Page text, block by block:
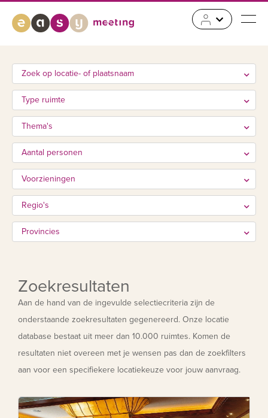
Zoek op locatie- of plaatsnaam
Type ruimte
Thema's
Aantal personen
Voorzieningen
Regio's
Provincies
Zoekresultaten
Aan de hand van de ingevulde selectiecriteria zijn de
onderstaande zoekresultaten gegenereerd. Onze locatie
database bestaat uit meer dan 10.000 ruimtes. Komen de
resultaten niet overeen met je wensen pas dan de zoekfilters
aan voor een specifiekere locatiekeuze voor jouw aanvraag.